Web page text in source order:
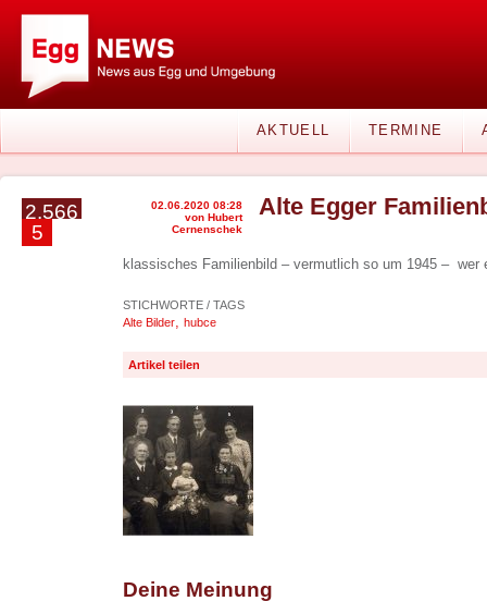
AKTUELL TERMINE
2.566
5
02.06.2020 08:28
von Hubert
Cernenschek
Alte Egger
klassisches Familienbild – vermutlich so um 1945 – wer
STICHWORTE / TAGS
Alte Bilder, hubce
Artikel teilen
Deine Meinung